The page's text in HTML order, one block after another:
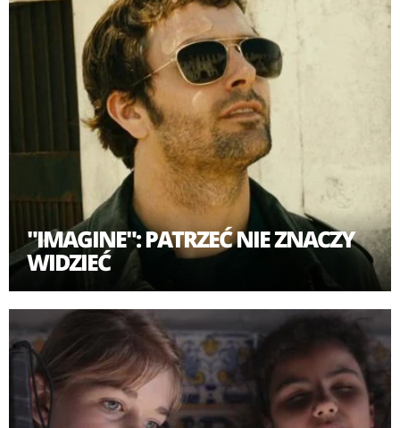
"IMAGINE": PATRZEĆ NIE ZNACZY
WIDZIEĆ